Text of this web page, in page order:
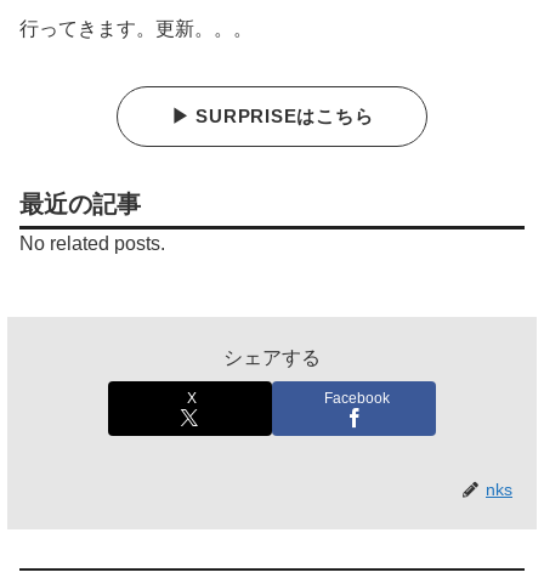
行ってきます。更新。。。
▶ SURPRISEはこちら
最近の記事
No related posts.
シェアする
X Facebook
nks